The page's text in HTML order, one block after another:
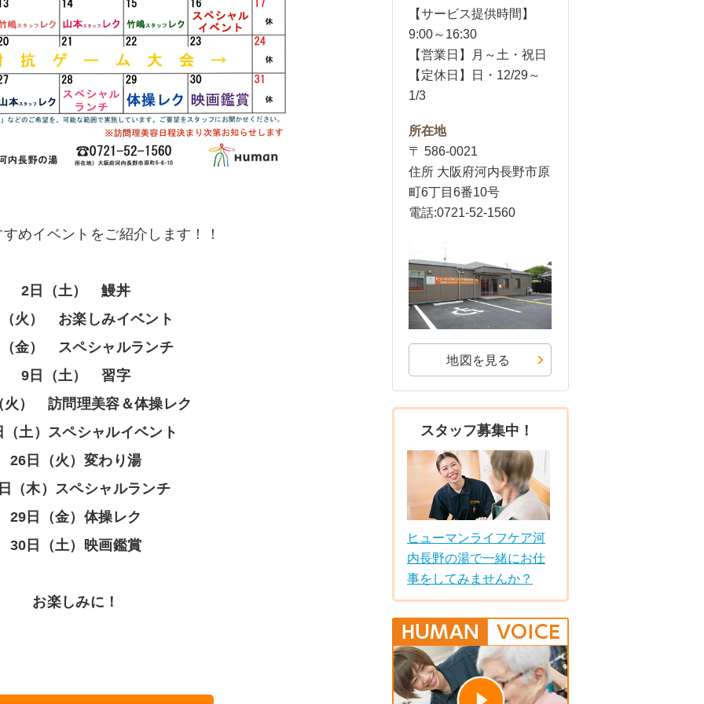
めイベントをご紹介します！！
2日（土） 鰻丼
火） お楽しみイベント
金） スペシャルランチ
9日（土） 習字
火） 訪問理美容＆体操レク
（土）スペシャルイベント
26日（火）変わり湯
（木）スペシャルランチ
29日（金）体操レク
30日（土）映画鑑賞
お楽しみに！
【サービス提供時間】
9:00～16:30
【営業日】月～土・祝日
【定休日】日・12/29～
1/3
所在地
〒 586-0021
住所 大阪府河内長野市原
町6丁目6番10号
電話:0721-52-1560
地図を見る
スタッフ募集中！
ヒューマンライフケア河
内長野の湯で一緒にお仕
事をしてみませんか？